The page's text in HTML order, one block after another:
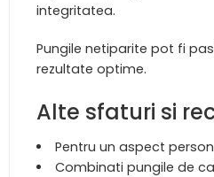
integritatea.
Pungile netiparite pot fi
rezultate optime.
Alte sfaturi si
Pentru un aspect
Combinati pungile de